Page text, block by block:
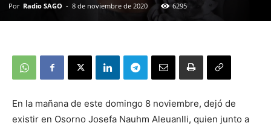
Por Radio SAGO - 8 de noviembre de 2020 6295
En la mañana de este domingo 8 noviembre, dejó de
existir en Osorno Josefa Nauhm Aleuanlli, quien junto a